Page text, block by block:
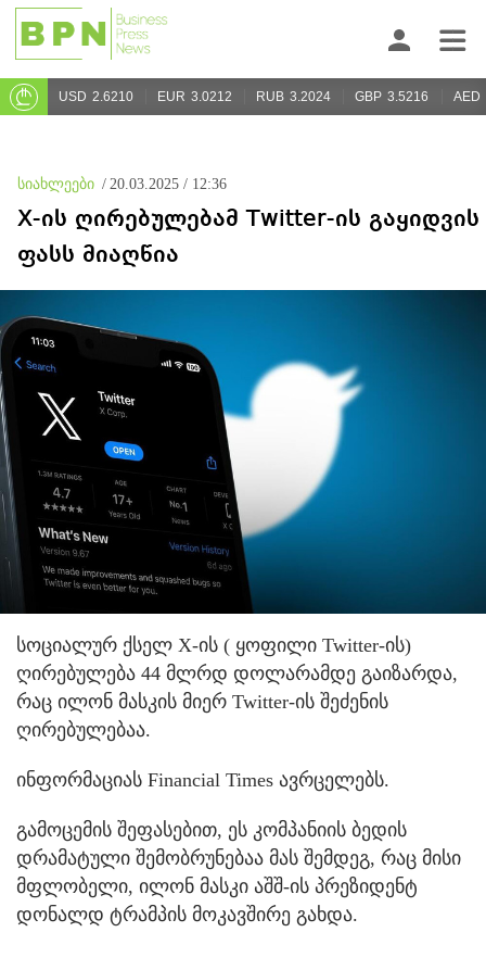
USD 2.6210 EUR 3.0212 RUB 3.2024 GBP 3.5216 AED
სიახლეები / 20.03.2025 / 12:36
X-ის ღირებულებამ Twitter-ის გაყიდვის
ფასს მიაღწია
სოციალურ ქსელ X-ის ( ყოფილი Twitter-ის)
ღირებულება 44 მლრდ დოლარამდე გაიზარდა,
რაც ილონ მასკის მიერ Twitter-ის შეძენის
ღირებულებაა.
ინფორმაციას Financial Times ავრცელებს.
გამოცემის შეფასებით, ეს კომპანიის ბედის
დრამატული შემობრუნებაა მას შემდეგ, რაც მისი
მფლობელი, ილონ მასკი აშშ-ის პრეზიდენტ
დონალდ ტრამპის მოკავშირე გახდა.